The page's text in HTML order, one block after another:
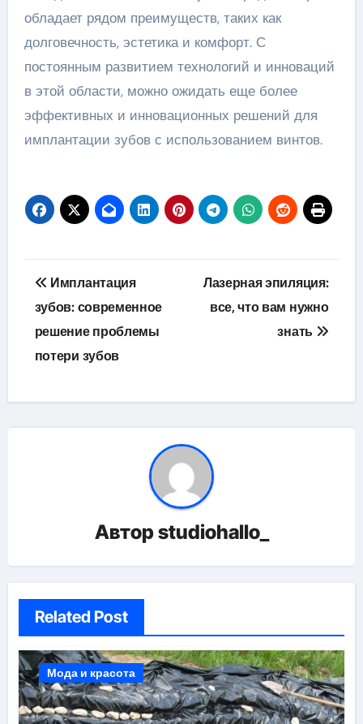
обладает рядом преимуществ, таких как
долговечность, эстетика и комфорт. С
постоянным развитием технологий и инноваций
в этой области, можно ожидать еще более
эффективных и инновационных решений для
имплантации зубов с использованием винтов.
Навигация
по
записям
Имплантация
зубов: современное
решение проблемы
потери зубов
Лазерная эпиляция:
все, что вам нужно
знать
Авторstudiohallo_
Related Post
Мода и красота